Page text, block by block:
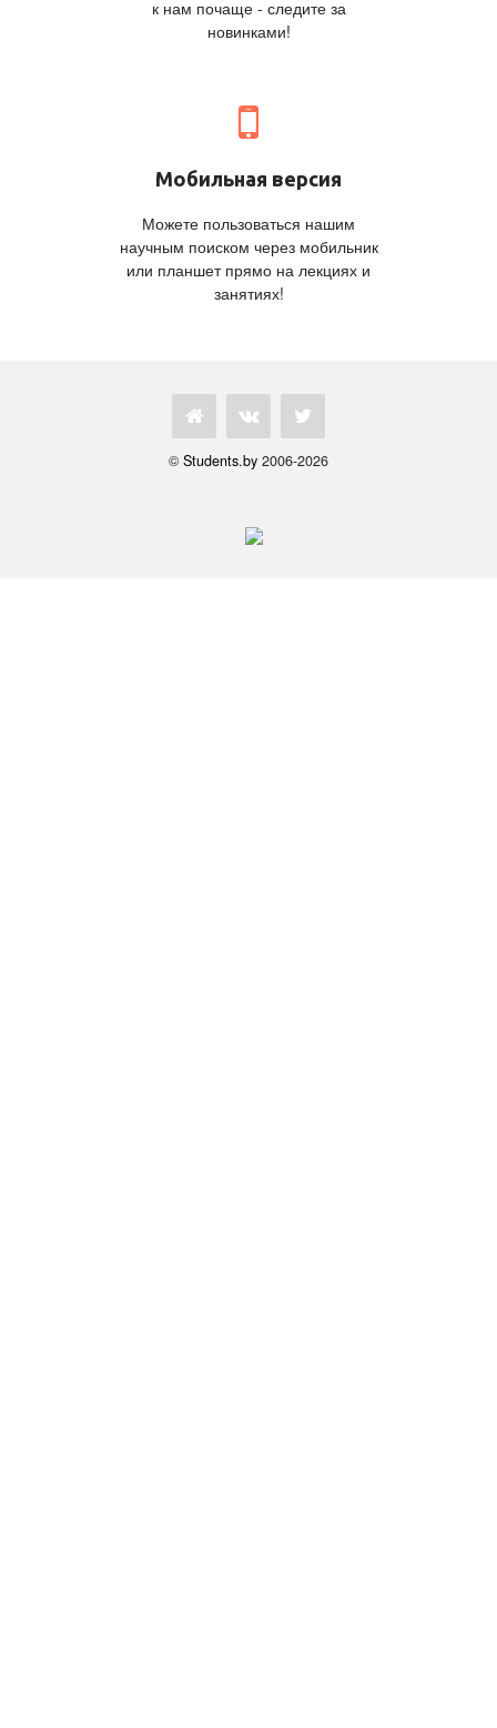
к нам почаще - следите за
новинками!
Мобильная версия
Можете пользоваться нашим
научным поиском через мобильник
или планшет прямо на лекциях и
занятиях!
© Students.by 2006-2026